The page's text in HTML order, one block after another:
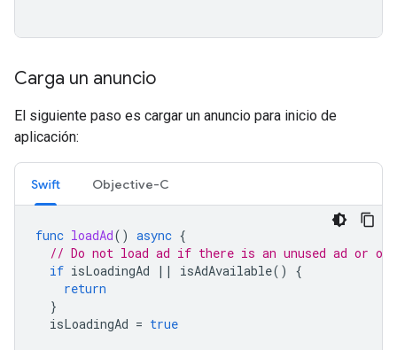
Carga un anuncio
El siguiente paso es cargar un anuncio para inicio de
aplicación:
Swift Objective-C
func loadAd() async {
// Do not load ad if there is an unused ad or
if isLoadingAd || isAdAvailable()
{
return
}
isLoadingAd = true